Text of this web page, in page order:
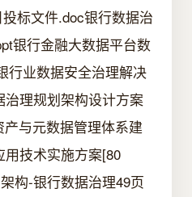
标文件.doc银行数据治
银行金融大数据平台数
行业数据安全治理解决
理规划架构设计方案
与元数据管理体系建
技术实施方案[80
构-银行数据治理49页